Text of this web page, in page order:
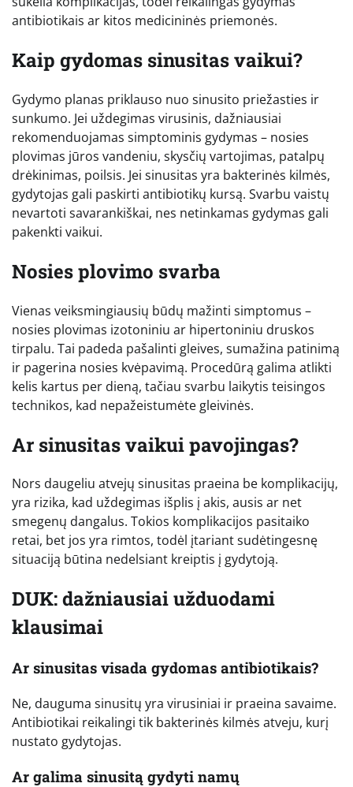
antibiotikais ar kitos medicininės priemonės.
Kaip gydomas sinusitas vaikui?
Gydymo planas priklauso nuo sinusito priežasties ir
sunkumo. Jei uždegimas virusinis, dažniausiai
rekomenduojamas simptominis gydymas – nosies
plovimas jūros vandeniu, skysčių vartojimas, patalpų
drėkinimas, poilsis. Jei sinusitas yra bakterinės kilmės,
gydytojas gali paskirti antibiotikų kursą. Svarbu vaistų
nevartoti savarankiškai, nes netinkamas gydymas gali
pakenkti vaikui.
Nosies plovimo svarba
Vienas veiksmingiausių būdų mažinti simptomus –
nosies plovimas izotoniniu ar hipertoniniu druskos
tirpalu. Tai padeda pašalinti gleives, sumažina patinimą
ir pagerina nosies kvėpavimą. Procedūrą galima atlikti
kelis kartus per dieną, tačiau svarbu laikytis teisingos
technikos, kad nepažeistumėte gleivinės.
Ar sinusitas vaikui pavojingas?
Nors daugeliu atvejų sinusitas praeina be komplikacijų,
yra rizika, kad uždegimas išplis į akis, ausis ar net
smegenų dangalus. Tokios komplikacijos pasitaiko
retai, bet jos yra rimtos, todėl įtariant sudėtingesnę
situaciją būtina nedelsiant kreiptis į gydytoją.
DUK: dažniausiai užduodami
klausimai
Ar sinusitas visada gydomas antibiotikais?
Ne, dauguma sinusitų yra virusiniai ir praeina savaime.
Antibiotikai reikalingi tik bakterinės kilmės atveju, kurį
nustato gydytojas.
Ar galima sinusitą gydyti namų